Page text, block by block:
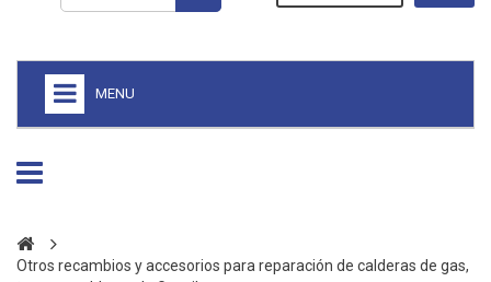
MENU
Otros recambios y accesorios para reparación de calderas de gas,